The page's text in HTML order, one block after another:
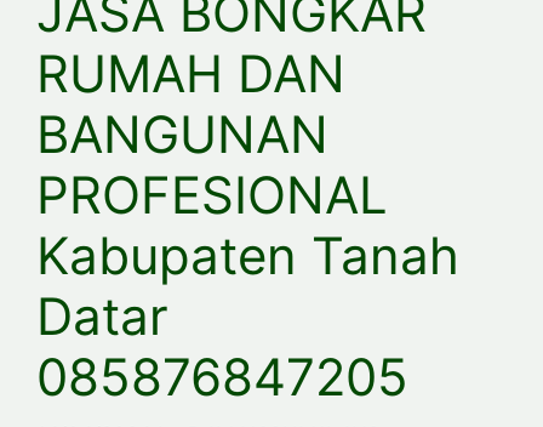
JASA BONGKAR
RUMAH DAN
BANGUNAN
PROFESIONAL
Kabupaten Tanah
Datar
085876847205